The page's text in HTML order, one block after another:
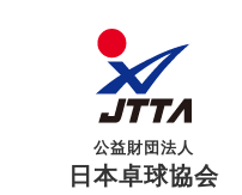
公益財団法人
日本卓球協会